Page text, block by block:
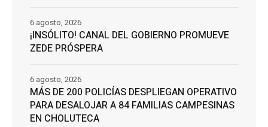
¡INSÓLITO! CANAL DEL GOBIERNO PROMUEVE
ZEDE PRÓSPERA
6 agosto, 2026
MÁS DE 200 POLICÍAS DESPLIEGAN OPERATIVO
PARA DESALOJAR A 84 FAMILIAS CAMPESINAS
EN CHOLUTECA
6 agosto, 2026